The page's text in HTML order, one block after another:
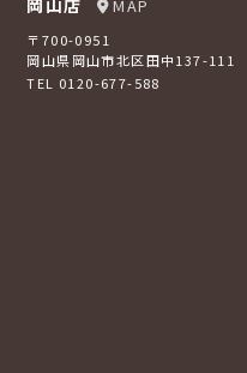
岡山店 MAP
〒700-0951
岡山県岡山市北区田中137-111
TEL 0120-677-588